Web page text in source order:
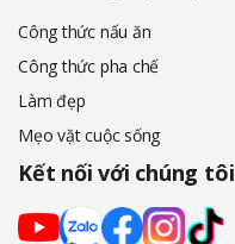
Công thức nấu ăn
Công thức pha chế
Làm đẹp
Mẹo vặt cuộc sống
Kết nối với chúng tôi